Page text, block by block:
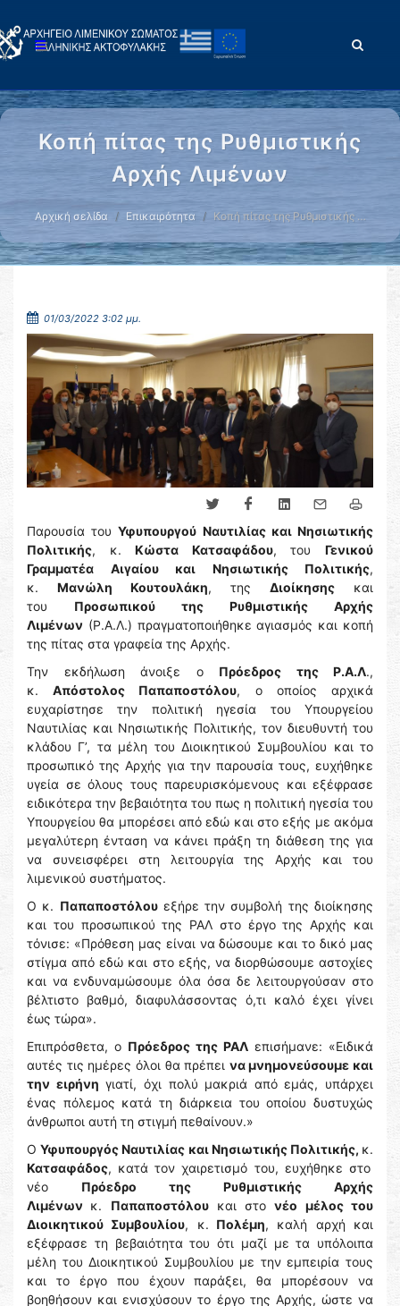
Κοπή πίτας της Ρυθμιστικής
Αρχής Λιμένων
Αρχική σελίδα Επικαιρότητα Κοπή πίτας της Ρυθμιστικής …
01/03/2022 3:02 μμ.
Παρουσία τουΥφυπουργού Ναυτιλίας και Νησιωτικής
Πολιτικής, κ.Κώστα Κατσαφάδου, τουΓενικού
Γραμματέα Αιγαίου και Νησιωτικής Πολιτικής,
κ. Μανώλη Κουτουλάκη, της Διοίκησης και
του Προσωπικού της Ρυθμιστικής Αρχής
Λιμένων (Ρ.Α.Λ.) πραγματοποιήθηκε αγιασμός και κοπή
της πίτας στα γραφεία της Αρχής.
Την εκδήλωση άνοιξε ο Πρόεδρος της Ρ.Α.Λ.,
κ.Απόστολος Παπαποστόλου, ο οποίος αρχικά
ευχαρίστησε την πολιτική ηγεσία του Υπουργείου
Ναυτιλίας και Νησιωτικής Πολιτικής, τον διευθυντή του
κλάδου Γ’, τα μέλη του Διοικητικού Συμβουλίου και το
προσωπικό της Αρχής για την παρουσία τους, ευχήθηκε
υγεία σε όλους τους παρευρισκόμενους και εξέφρασε
ειδικότερα την βεβαιότητα του πως η πολιτική ηγεσία του
Υπουργείου θα μπορέσει από εδώ και στο εξής με ακόμα
μεγαλύτερη ένταση να κάνει πράξη τη διάθεση της για
να συνεισφέρει στη λειτουργία της Αρχής και του
λιμενικού συστήματος.
Ο κ. Παπαποστόλουεξήρε την συμβολή της διοίκησης
και του προσωπικού της ΡΑΛ στο έργο της Αρχής και
τόνισε: «Πρόθεση μας είναι να δώσουμε και το δικό μας
στίγμα από εδώ και στο εξής, να διορθώσουμε αστοχίες
και να ενδυναμώσουμε όλα όσα δε λειτουργούσαν στο
βέλτιστο βαθμό, διαφυλάσσοντας ό,τι καλό έχει γίνει
έως τώρα».
Επιπρόσθετα, ο Πρόεδρος της ΡΑΛ επισήμανε: «Ειδικά
αυτές τις ημέρες όλοι θα πρέπει να μνημονεύσουμε και
την ειρήνη γιατί, όχι πολύ μακριά από εμάς, υπάρχει
ένας πόλεμος κατά τη διάρκεια του οποίου δυστυχώς
άνθρωποι αυτή τη στιγμή πεθαίνουν.»
ΟΥφυπουργός Ναυτιλίας και Νησιωτικής Πολιτικής, κ.
Κατσαφάδος, κατά τον χαιρετισμό του, ευχήθηκε στο
νέο Πρόεδρο της Ρυθμιστικής Αρχής
Λιμένων κ. Παπαποστόλουκαι στονέο μέλος του
Διοικητικού Συμβουλίου, κ. Πολέμη, καλή αρχή και
εξέφρασε τη βεβαιότητα του ότι μαζί με τα υπόλοιπα
μέλη του Διοικητικού Συμβουλίου με την εμπειρία τους
και το έργο που έχουν παράξει, θα μπορέσουν να
βοηθήσουν και ενισχύσουν το έργο της Αρχής, ώστε να